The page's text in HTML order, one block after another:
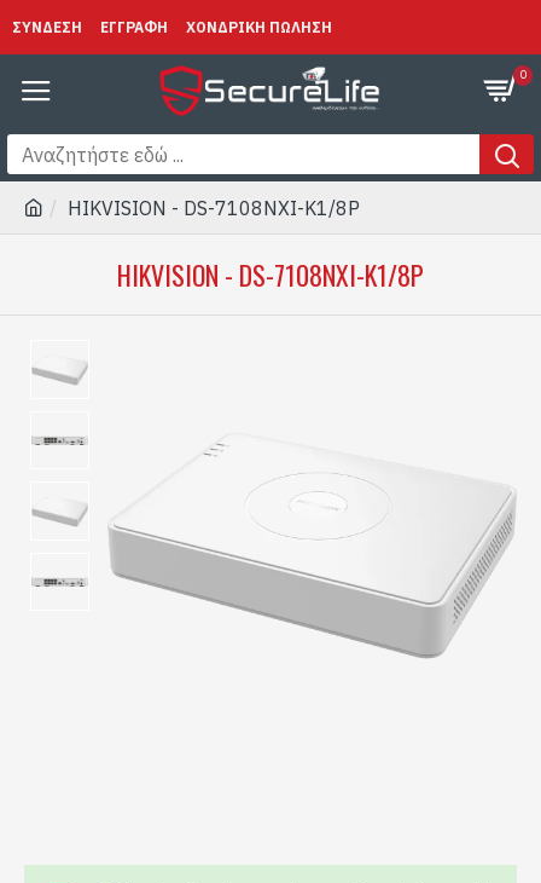
ΣΥΝΔΕΣΗ ΕΓΓΡΑΦΗ ΧΟΝΔΡΙΚΗ ΠΩΛΗΣΗ
0
HIKVISION - DS-7108NXI-K1/8P
HIKVISION - DS-7108NXI-K1/8P